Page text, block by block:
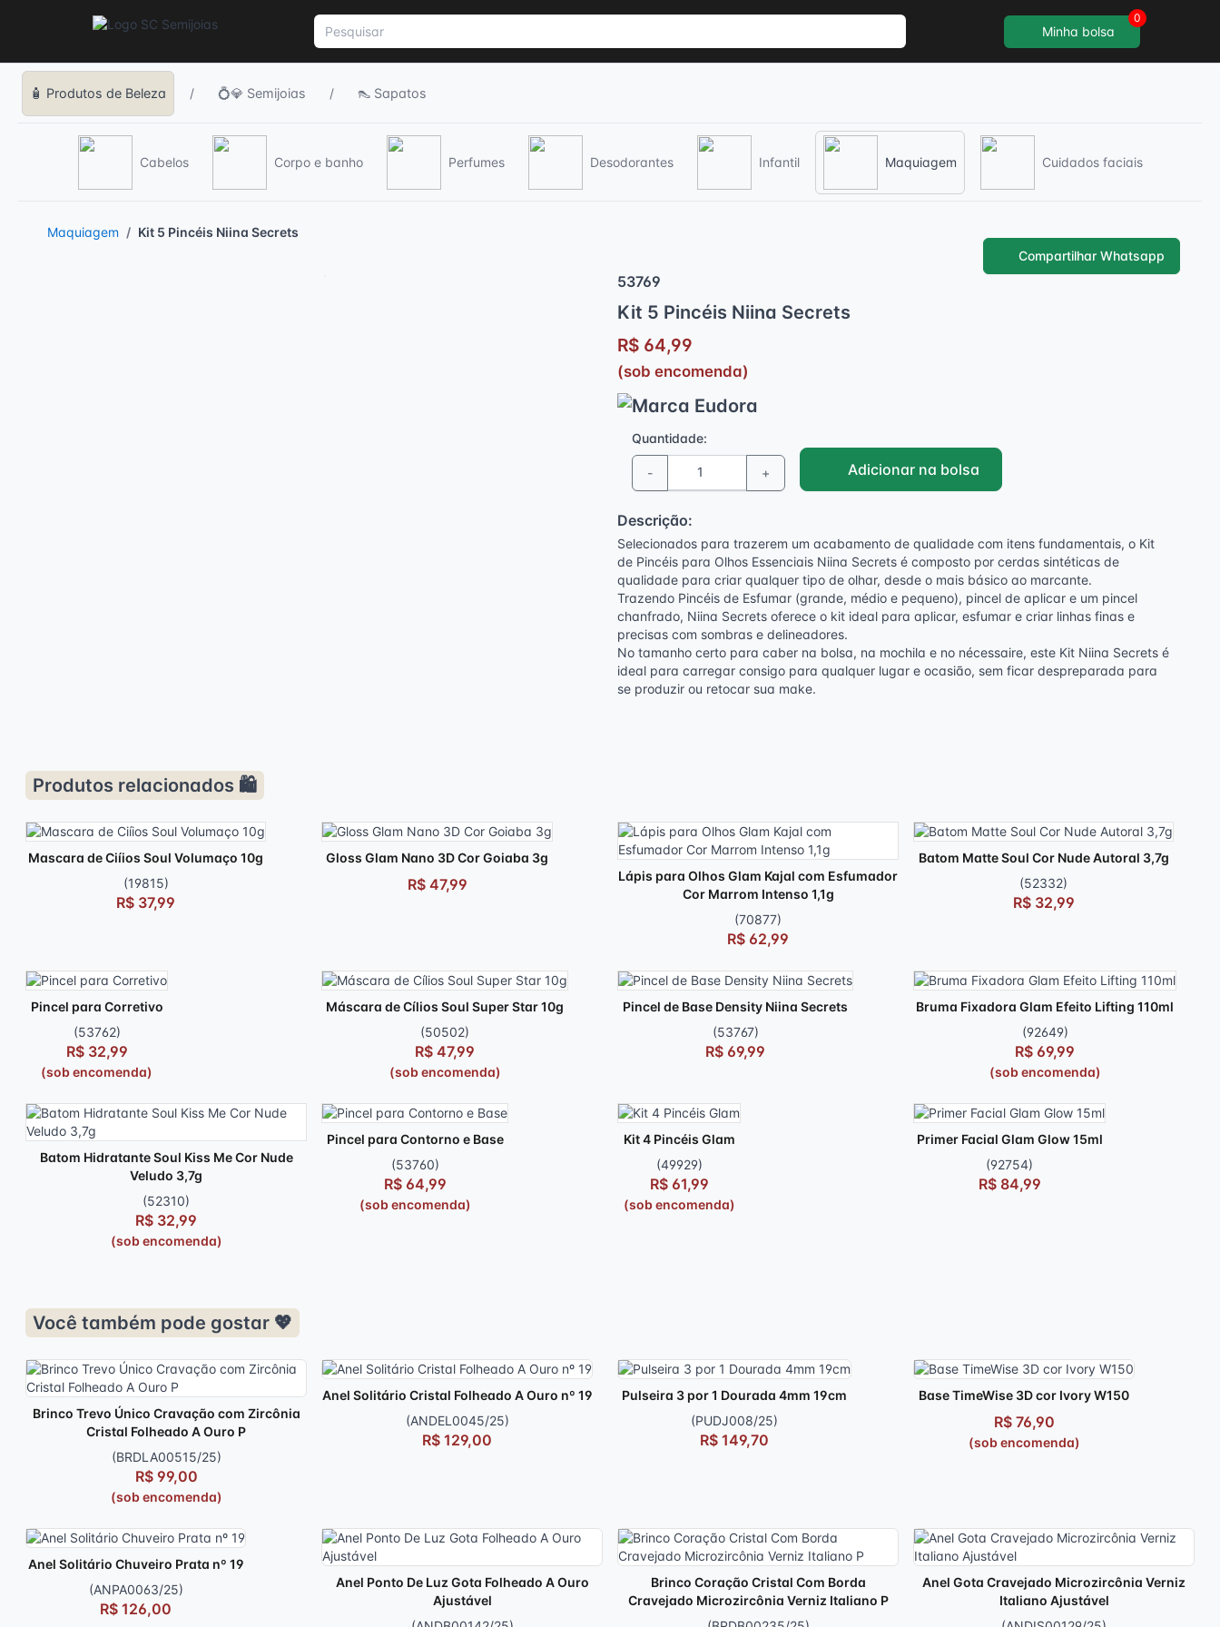
Minha bolsa
0
🧴 Produtos de Beleza / 💍💎 Semijoias / 👠 Sapatos
Cabelos Corpo e banho Perfumes Desodorantes Infantil Maquiagem Cuidados faciais
Compartilhar Whatsapp
Maquiagem Kit 5 Pincéis Niina Secrets
53769
Kit 5 Pincéis Niina Secrets
R$ 64,99
(sob encomenda)
Quantidade:
- + Adicionar na bolsa
Descrição:
Selecionados para trazerem um acabamento de qualidade com itens fundamentais, o Kit
de Pincéis para Olhos Essenciais Niina Secrets é composto por cerdas sintéticas de
qualidade para criar qualquer tipo de olhar, desde o mais básico ao marcante.
Trazendo Pincéis de Esfumar (grande, médio e pequeno), pincel de aplicar e um pincel
chanfrado, Niina Secrets oferece o kit ideal para aplicar, esfumar e criar linhas finas e
precisas com sombras e delineadores.
No tamanho certo para caber na bolsa, na mochila e no nécessaire, este Kit Niina Secrets é
ideal para carregar consigo para qualquer lugar e ocasião, sem ficar despreparada para
se produzir ou retocar sua make.
Produtos relacionados 🛍️
Mascara de Ciíios Soul Volumaço 10g
(19815)
R$ 37,99
Gloss Glam Nano 3D Cor Goiaba 3g
R$ 47,99
Lápis para Olhos Glam Kajal com Esfumador
Cor Marrom Intenso 1,1g
(70877)
R$ 62,99
Batom Matte Soul Cor Nude Autoral 3,7g
(52332)
R$ 32,99
Pincel para Corretivo
(53762)
R$ 32,99
(sob encomenda)
Máscara de Cílios Soul Super Star 10g
(50502)
R$ 47,99
(sob encomenda)
Pincel de Base Density Niina Secrets
(53767)
R$ 69,99
Bruma Fixadora Glam Efeito Lifting 110ml
(92649)
R$ 69,99
(sob encomenda)
Batom Hidratante Soul Kiss Me Cor Nude
Veludo 3,7g
(52310)
R$ 32,99
(sob encomenda)
Pincel para Contorno e Base
(53760)
R$ 64,99
(sob encomenda)
Kit 4 Pincéis Glam
(49929)
R$ 61,99
(sob encomenda)
Primer Facial Glam Glow 15ml
(92754)
R$ 84,99
Você também pode gostar 💖
Brinco Trevo Único Cravação com Zircônia
Cristal Folheado A Ouro P
(BRDLA00515/25)
R$ 99,00
(sob encomenda)
Anel Solitário Cristal Folheado A Ouro nº 19
(ANDEL0045/25)
R$ 129,00
Pulseira 3 por 1 Dourada 4mm 19cm
(PUDJ008/25)
R$ 149,70
Base TimeWise 3D cor Ivory W150
R$ 76,90
(sob encomenda)
Anel Solitário Chuveiro Prata nº 19
(ANPA0063/25)
R$ 126,00
Anel Ponto De Luz Gota Folheado A Ouro
Ajustável
Brinco Coração Cristal Com Borda
Cravejado Microzircônia Verniz Italiano P
Anel Gota Cravejado Microzircônia Verniz
Italiano Ajustável